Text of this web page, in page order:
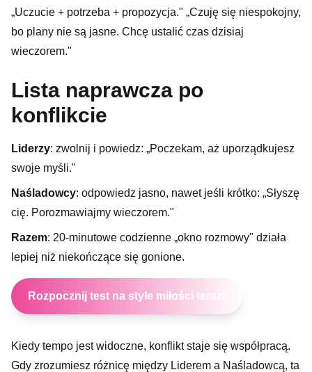
„Uczucie + potrzeba + propozycja." „Czuję się niespokojny,
bo plany nie są jasne. Chcę ustalić czas dzisiaj
wieczorem."
Lista naprawcza po
konflikcie
Liderzy: zwolnij i powiedz: „Poczekam, aż uporządkujesz
swoje myśli."
Naśladowcy: odpowiedz jasno, nawet jeśli krótko: „Słyszę
cię. Porozmawiajmy wieczorem."
Razem: 20-minutowe codzienne „okno rozmowy" działa
lepiej niż niekończące się gonione.
Rozpocznij test na style miłości teraz!
Kiedy tempo jest widoczne, konflikt staje się współpracą.
Gdy zrozumiesz różnicę między Liderem a Naśladowcą, ta